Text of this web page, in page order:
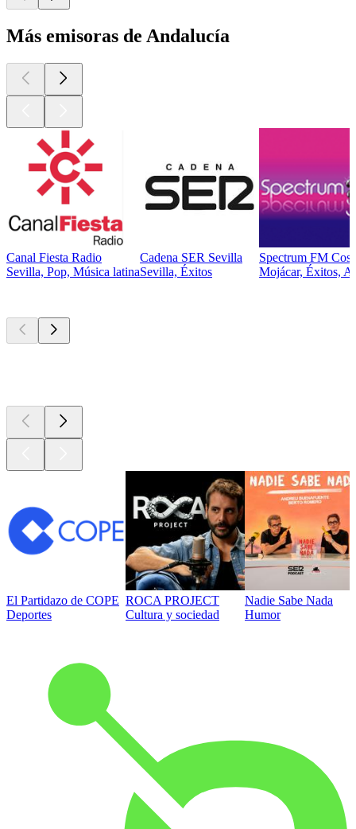
Más emisoras de Andalucía
Canal Fiesta Radio
Sevilla, Pop, Música latina
Cadena SER Sevilla
Sevilla, Éxitos
Spectrum FM
Mojácar, Éxitos,
El Partidazo de COPE
Deportes
ROCA PROJECT
Cultura y sociedad
Nadie Sabe Nada
Humor